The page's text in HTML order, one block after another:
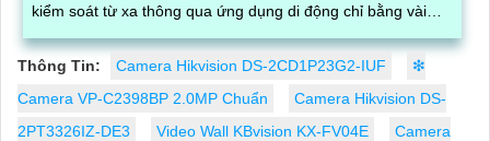
kiểm soát từ xa thông qua ứng dụng di động chỉ bằng vài
Thông Tin:
Camera Hikvision DS-2CD1P23G2-IUF
❇
Camera VP-C2398BP 2.0MP Chuẩn
Camera Hikvision DS-
2PT3326IZ-DE3
Video Wall KBvision KX-FV04E
Camera